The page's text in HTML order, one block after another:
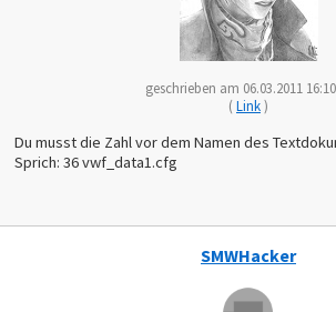
geschrieben am 06.03.2011
(Link)
Du musst die Zahl vor dem Namen des
Sprich: 36 vwf_data1.cfg
SMWHacker